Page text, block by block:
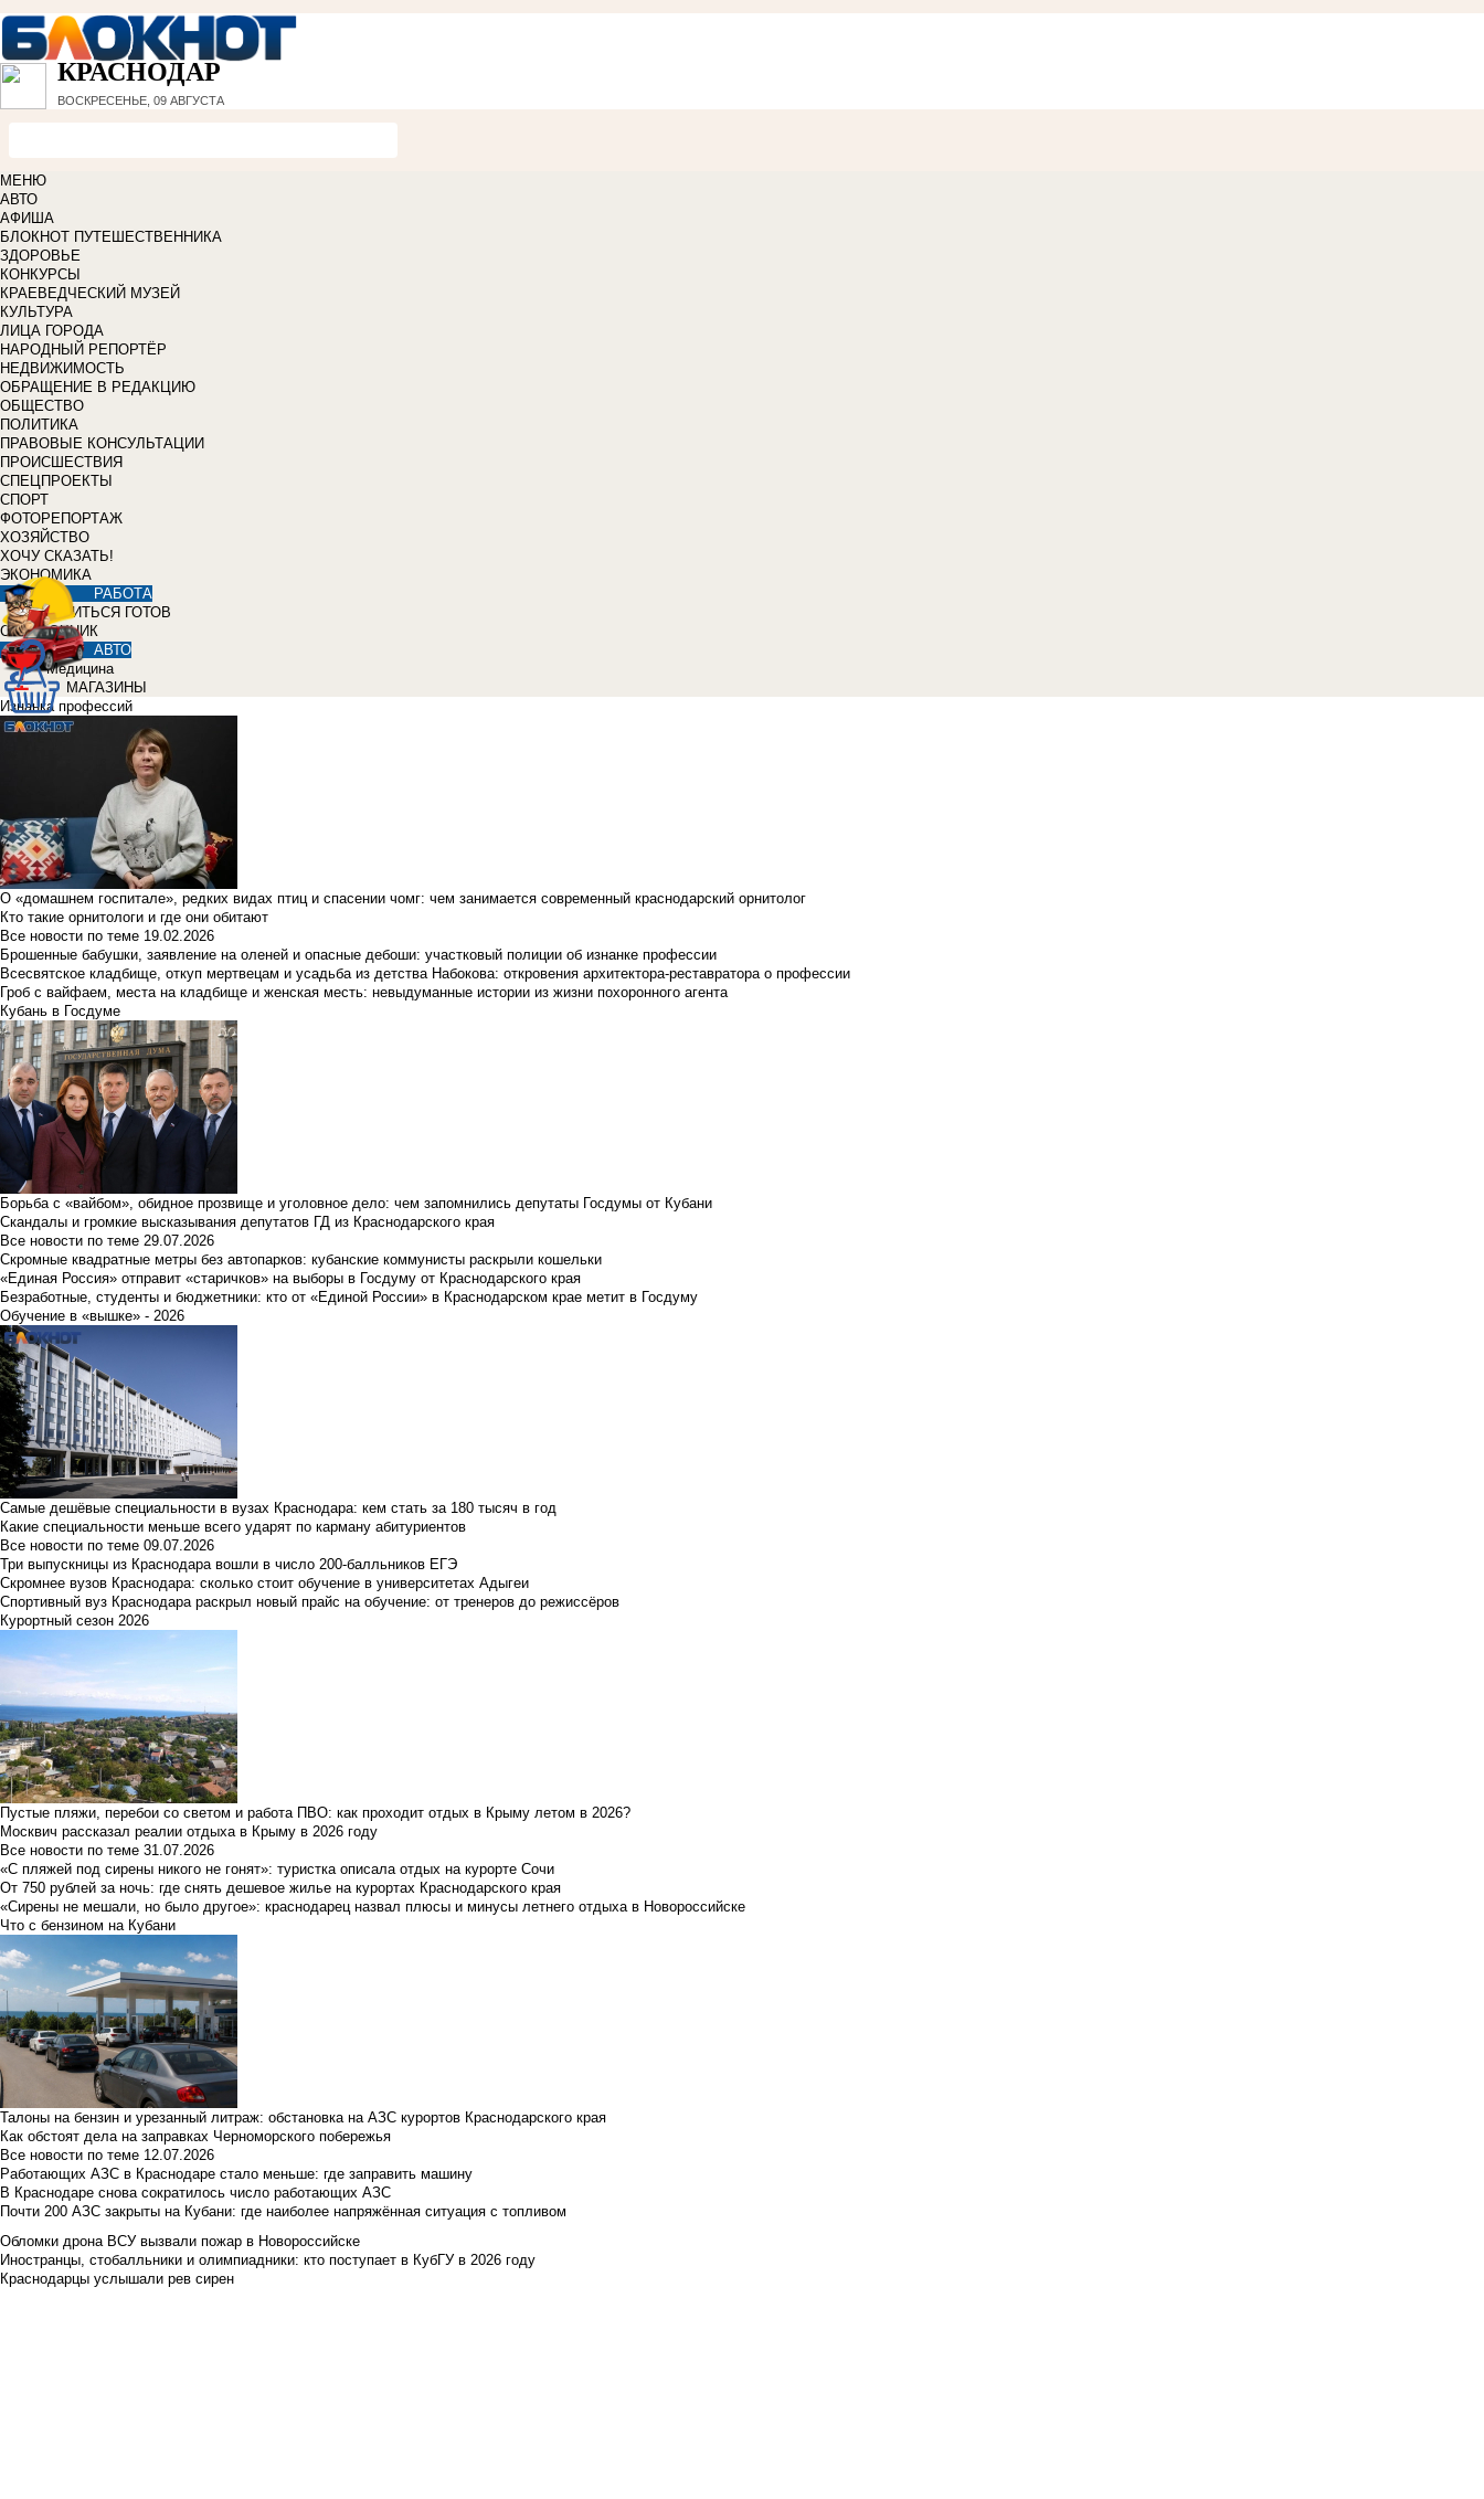
КРАСНОДАР
ВОСКРЕСЕНЬЕ, 09 АВГУСТА
МЕНЮ
АВТО
АФИША
БЛОКНОТ ПУТЕШЕСТВЕННИКА
ЗДОРОВЬЕ
КОНКУРСЫ
КРАЕВЕДЧЕСКИЙ МУЗЕЙ
КУЛЬТУРА
ЛИЦА ГОРОДА
НАРОДНЫЙ РЕПОРТЁР
НЕДВИЖИМОСТЬ
ОБРАЩЕНИЕ В РЕДАКЦИЮ
ОБЩЕСТВО
ПОЛИТИКА
ПРАВОВЫЕ КОНСУЛЬТАЦИИ
ПРОИСШЕСТВИЯ
СПЕЦПРОЕКТЫ
СПОРТ
ФОТОРЕПОРТАЖ
ХОЗЯЙСТВО
ХОЧУ СКАЗАТЬ!
ЭКОНОМИКА
РАБОТА
УЧИТЬСЯ ГОТОВ
СПРАВОЧНИК
АВТО
Медицина
МАГАЗИНЫ
Изнанка профессий
О «домашнем госпитале», редких видах птиц и спасении чомг: чем занимается современный краснодарский орнитолог
Кто такие орнитологи и где они обитают
Все новости по теме 19.02.2026
Брошенные бабушки, заявление на оленей и опасные дебоши: участковый полиции об изнанке профессии
Всесвятское кладбище, откуп мертвецам и усадьба из детства Набокова: откровения архитектора-реставратора о профессии
Гроб с вайфаем, места на кладбище и женская месть: невыдуманные истории из жизни похоронного агента
Кубань в Госдуме
Борьба с «вайбом», обидное прозвище и уголовное дело: чем запомнились депутаты Госдумы от Кубани
Скандалы и громкие высказывания депутатов ГД из Краснодарского края
Все новости по теме 29.07.2026
Скромные квадратные метры без автопарков: кубанские коммунисты раскрыли кошельки
«Единая Россия» отправит «старичков» на выборы в Госдуму от Краснодарского края
Безработные, студенты и бюджетники: кто от «Единой России» в Краснодарском крае метит в Госдуму
Обучение в «вышке» - 2026
Самые дешёвые специальности в вузах Краснодара: кем стать за 180 тысяч в год
Какие специальности меньше всего ударят по карману абитуриентов
Все новости по теме 09.07.2026
Три выпускницы из Краснодара вошли в число 200-балльников ЕГЭ
Скромнее вузов Краснодара: сколько стоит обучение в университетах Адыгеи
Спортивный вуз Краснодара раскрыл новый прайс на обучение: от тренеров до режиссёров
Курортный сезон 2026
Пустые пляжи, перебои со светом и работа ПВО: как проходит отдых в Крыму летом в 2026?
Москвич рассказал реалии отдыха в Крыму в 2026 году
Все новости по теме 31.07.2026
«С пляжей под сирены никого не гонят»: туристка описала отдых на курорте Сочи
От 750 рублей за ночь: где снять дешевое жилье на курортах Краснодарского края
«Сирены не мешали, но было другое»: краснодарец назвал плюсы и минусы летнего отдыха в Новороссийске
Что с бензином на Кубани
Талоны на бензин и урезанный литраж: обстановка на АЗС курортов Краснодарского края
Как обстоят дела на заправках Черноморского побережья
Все новости по теме 12.07.2026
Работающих АЗС в Краснодаре стало меньше: где заправить машину
В Краснодаре снова сократилось число работающих АЗС
Почти 200 АЗС закрыты на Кубани: где наиболее напряжённая ситуация с топливом
Обломки дрона ВСУ вызвали пожар в Новороссийске
Иностранцы, стобалльники и олимпиадники: кто поступает в КубГУ в 2026 году
Краснодарцы услышали рев сирен